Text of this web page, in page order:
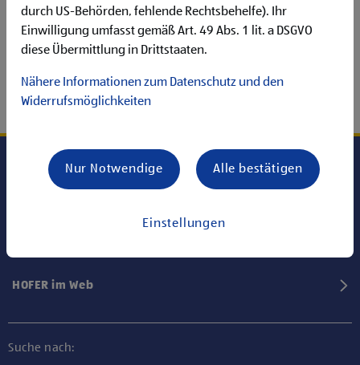
HOFER im Web
Suche nach:
durch US-Behörden, fehlende Rechtsbehelfe). Ihr
Einwilligung umfasst gemäß Art. 49 Abs. 1 lit. a DSGVO
diese Übermittlung in Drittstaaten.
Nähere Informationen zum Datenschutz und den
Widerrufsmöglichkeiten
Einstellungen
Nur Notwendige Alle bestätigen